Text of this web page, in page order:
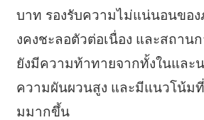
บาท รองรับความไม่แน่นอนของ
งคงชะลอตัวต่อเนื่อง และสถา
ยังมีความท้าทายจากทั้งในและ
ความผันผวนสูง และมีแนวโน้มที่
มมากขึ้น